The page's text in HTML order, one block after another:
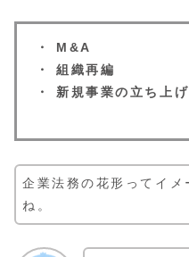
・ M&A
・ 組織再編
・ 新規事業の立ち上げ
企業法務の花形ってイメ
ね。